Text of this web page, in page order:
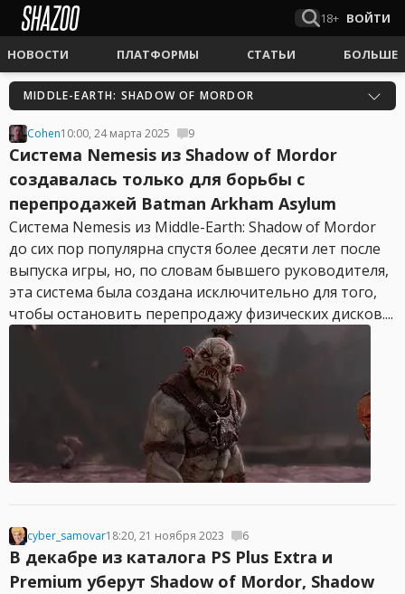
18+ ВОЙТИ
НОВОСТИ ПЛАТФОРМЫ СТАТЬИ БОЛЬШЕ
MIDDLE-EARTH: SHADOW OF MORDOR
Cohen10:00, 24 марта 2025 9
Система Nemesis из Shadow of Mordor
создавалась только для борьбы с
перепродажей Batman Arkham Asylum
Система Nemesis из Middle-Earth: Shadow of Mordor
до сих пор популярна спустя более десяти лет после
выпуска игры, но, по словам бывшего руководителя,
эта система была создана исключительно для того,
чтобы остановить перепродажу физических дисков....
cyber_samovar18:20, 21 ноября 2023 6
В декабре из каталога PS Plus Extra и
Premium уберут Shadow of Mordor, Shadow